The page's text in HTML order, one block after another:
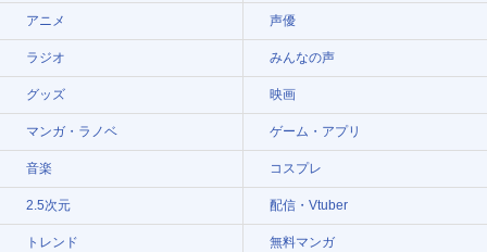
アニメ 声優
ラジオ みんなの声
グッズ 映画
マンガ・ラノベ ゲーム・アプリ
音楽 コスプレ
2.5次元 配信・Vtuber
トレンド 無料マンガ